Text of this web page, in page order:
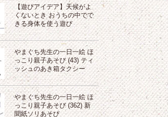
【遊びアイデア】天候がよ
くないとき おうちの中でで
きる身体を使う遊び
やまぐち先生の一日一絵 ほ
っこり親子あそび (43) ティ
ッシュのあき箱タクシー
やまぐち先生の一日一絵 ほ
っこり親子あそび (362) 新
聞紙ソリあそび